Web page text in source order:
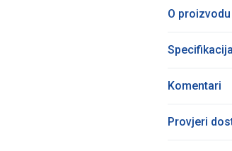
O proizvodu
Specifikacija
Komentari
Provjeri